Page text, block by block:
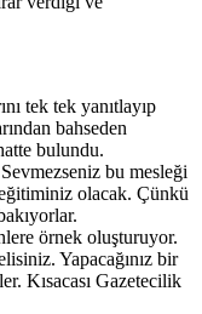
tek tek yanıtlayıp
bahseden
bulundu.
bu mesleği
olacak. Çünkü
örnek oluşturuyor.
Yapacağınız bir
Kısacası Gazetecilik